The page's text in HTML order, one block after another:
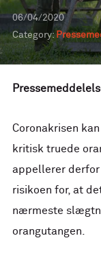
06/04/2020
Category:
Coronakrisen
kritisk truede
appellerer
risikoen for, at
nærmeste
orangutangen.